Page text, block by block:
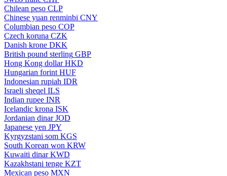
Chilean peso CLP
Chinese yuan renminbi CNY
Columbian peso COP
Czech koruna CZK
Danish krone DKK
British pound sterling GBP
Hong Kong dollar HKD
Hungarian forint HUF
Indonesian rupiah IDR
Israeli sheqel ILS
Indian rupee INR
Icelandic krona ISK
Jordanian dinar JOD
Japanese yen JPY
Kyrgyzstani som KGS
South Korean won KRW
Kuwaiti dinar KWD
Kazakhstani tenge KZT
Mexican peso MXN